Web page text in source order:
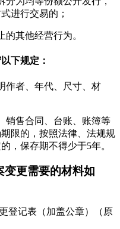
进行交易的；
其他经营行为。
下规定：
作者、年代、尺寸、材
销售合同、台账、账簿等
限的，按照法律、法规规
，保存期不得少于5年。
变更需要的材料如
登记表（加盖公章）（原